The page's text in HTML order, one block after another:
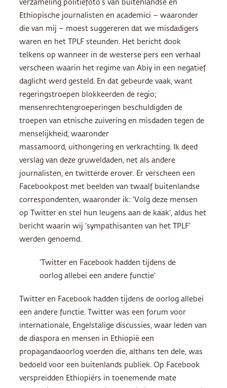
verzameling politiefoto’s van buitenlandse en
Ethiopische journalisten en academici – waaronder
die van mij – moest suggereren dat we misdadigers
waren en het TPLF steunden. Het bericht dook
telkens op wanneer in de westerse pers een verhaal
verscheen waarin het regime van Abiy in een negatief
daglicht werd gesteld. En dat gebeurde vaak, want
regeringstroepen blokkeerden de regio;
mensenrechtengroeperingen beschuldigden de
troepen van etnische zuivering en misdaden tegen de
menselijkheid, waaronder
massamoord, uithongering en verkrachting. Ik deed
verslag van deze gruweldaden, net als andere
journalisten, en twitterde erover. Er verscheen een
Facebookpost met beelden van twaalf buitenlandse
correspondenten, waaronder ik: ‘Volg deze mensen
op Twitter en stel hun leugens aan de kaak’, aldus het
bericht waarin wij ‘sympathisanten van het TPLF’
werden genoemd.
‘Twitter en Facebook hadden tijdens de
oorlog allebei een andere functie’
Twitter en Facebook hadden tijdens de oorlog allebei
een andere functie. Twitter was een forum voor
internationale, Engelstalige discussies, waar leden van
de diaspora en mensen in Ethiopië een
propagandaoorlog voerden die, althans ten dele, was
bedoeld voor een buitenlands publiek. Op Facebook
verspreidden Ethiopiërs in toenemende mate